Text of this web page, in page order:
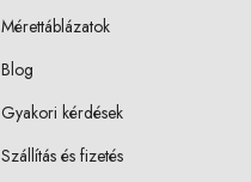
Mérettáblázatok
Blog
Gyakori kérdések
Szállítás és fizetés